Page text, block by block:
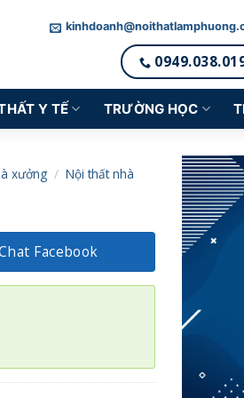
Y TẾ TRƯỜNG HỌC
xưởng / Nội thất nhà
Facebook